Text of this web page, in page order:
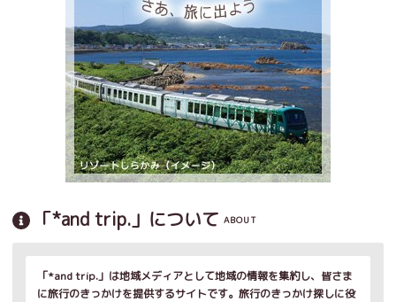
「*and trip.」について ABOUT
「*and trip.」は地域メディアとして地域の情報を集約し、皆さま
に旅行のきっかけを提供するサイトです。旅行のきっかけ探しに役